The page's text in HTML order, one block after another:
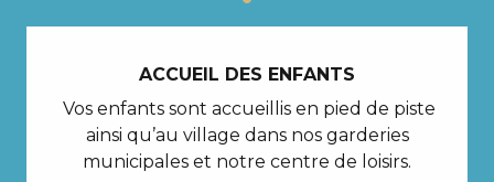
Lire la suite
ACCUEIL DES ENFANTS
Vos enfants sont accueillis en pied de piste
ainsi qu’au village dans nos garderies
municipales et notre centre de loisirs.